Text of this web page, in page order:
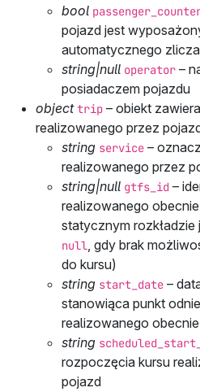
bool
pojazd jest
automatycznego
string|null operator –
posiadaczem pojazdu
object trip – obiekt
realizowanego przez
string service –
realizowanego przez
string|null gtfs_id –
realizowanego
statycznym rozkładzie
null, gdy brak
do kursu)
string start_date –
stanowiąca punkt
realizowanego
string
rozpoczęcia kursu
pojazd